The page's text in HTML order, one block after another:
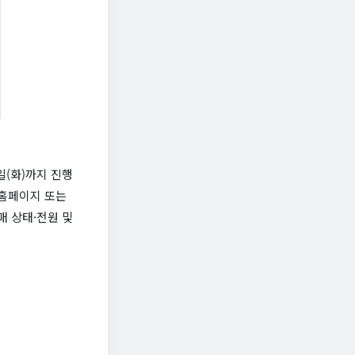
(화)까지 진행
페이지 또는
상태·전원 및